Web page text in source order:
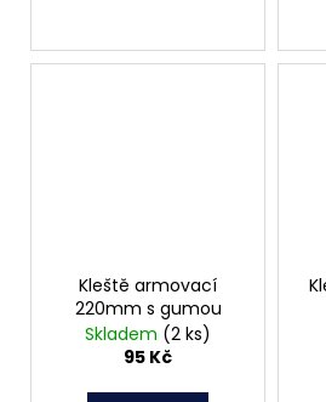
Kleště armovací
220mm s gumou
Skladem (2 ks)
95 Kč